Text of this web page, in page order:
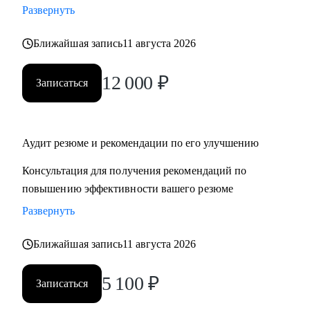
‌‌‌‌‌• избавиться от синдрома самозванца
стрессом и выгоранием
Кому могу помочь:
Руководителям среднего и высшего звена
• HR
• E-commerce
Обращаю внимание, что специализируюсь только на
Развернуть
Ближайшая запись11 августа 2026
Записаться 12 000 ₽
Аудит резюме и рекомендации по его улучшению
Консультация для получения рекомендаций по
повышению эффективности вашего резюме
Развернуть
Ближайшая запись11 августа 2026
Записаться 5 100 ₽